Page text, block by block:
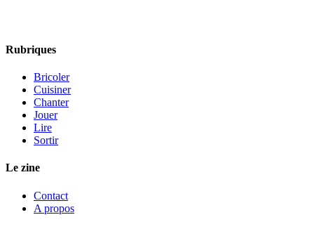
Rubriques
Bricoler
Cuisiner
Chanter
Jouer
Lire
Sortir
Le zine
Contact
A propos